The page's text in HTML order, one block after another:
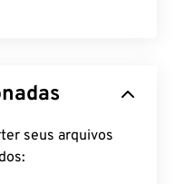
seus arquivos